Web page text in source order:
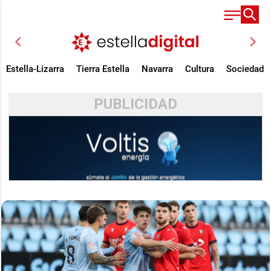
chevron_left chevron_right
Estella-Lizarra Tierra Estella Navarra Cultura Sociedad
PUBLICIDAD